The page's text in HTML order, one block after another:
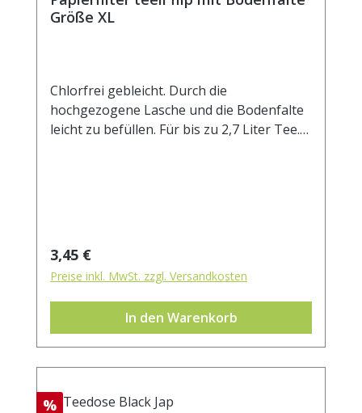
Größe XL
Chlorfrei gebleicht. Durch die
hochgezogene Lasche und die Bodenfalte
leicht zu befüllen. Für bis zu 2,7 Liter Tee.
Regulärer Preis:
3,45 €
Preise inkl. MwSt. zzgl. Versandkosten
In den Warenkorb
Rabatt
%